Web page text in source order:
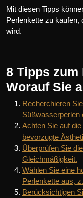
Mit diesen Tipps
Perlenkette zu kaufen,
wird.
8 Tipps zum
Worauf Sie
Recherchieren
Süßwasserperlen
Achten Sie auf
bevorzugte
Überprüfen Sie
Gleichmäßigkeit.
Wählen Sie eine
Perlenkette aus,
Berücksichtigen